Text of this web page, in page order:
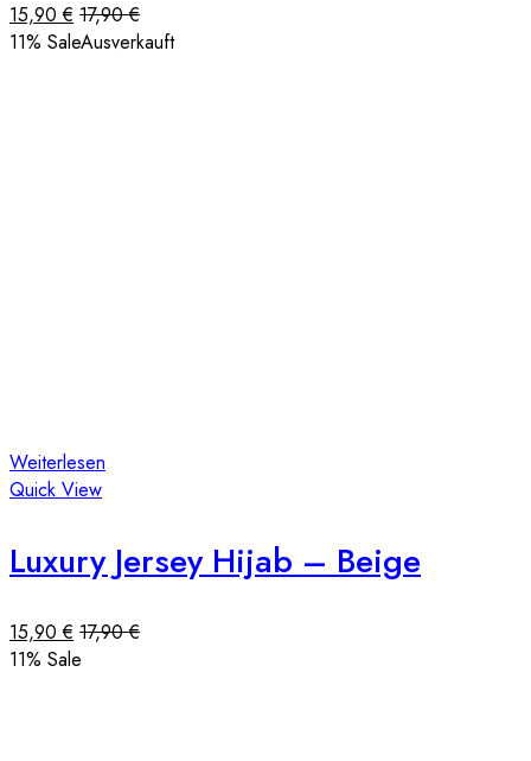
15,90€ 17,90€
11% SaleAusverkauft
Weiterlesen
Quick View
Luxury Jersey Hijab – Beige
15,90€ 17,90€
11% Sale